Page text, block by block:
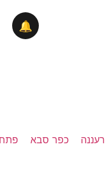
רעננה כפר סבא
🔔